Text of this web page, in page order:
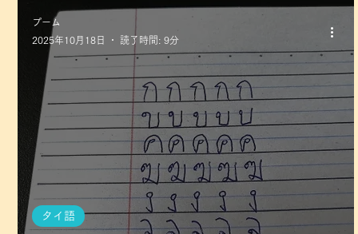
タイ語
プーム
2025年10月18日
読了時間: 9分